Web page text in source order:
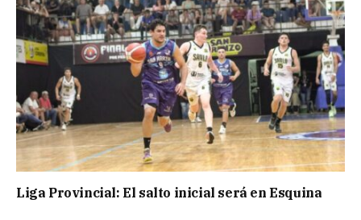
Liga Provincial: El salto inicial será en Esquina